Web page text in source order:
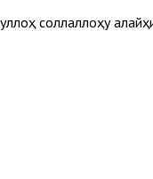
соллаллоҳу